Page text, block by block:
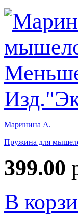
Маринина А.
Пружина для
399.00
В